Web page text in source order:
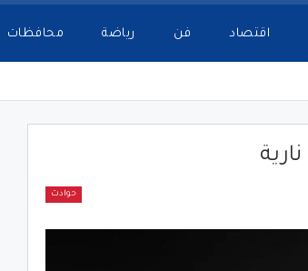
اقتصاد فن رياضة محافظات
حوادث